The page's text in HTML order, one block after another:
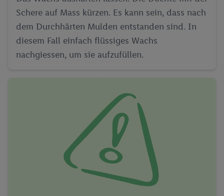
Schere auf Mass kürzen. Es kann sein, dass nach
dem Durchhärten Mulden entstanden sind. In
diesem Fall einfach flüssiges Wachs
nachgiessen, um sie aufzufüllen.
widerrufen, findest du in unserenDatenschutzbestimmungen.
Die Impressen findest du hier.